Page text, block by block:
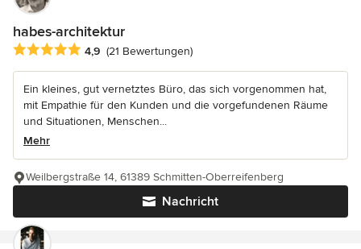
habes-architektur
Durchschnittliche Bewertung: 4.9 von 5 Sternen
4,9 (21 Bewertungen)
Ein kleines, gut vernetztes Büro, das sich vorgenommen hat,
mit Empathie für den Kunden und die vorgefundenen Räume
und Situationen, Menschen...
Mehr
Nachricht
Weilbergstraße 14, 61389 Schmitten-Oberreifenberg